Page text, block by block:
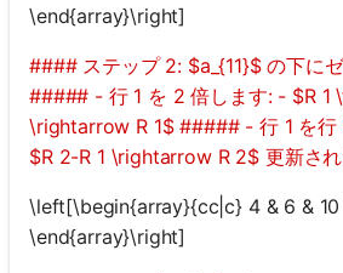
\end{array}\right]
#### ステップ 2: $a_{11}$ の下に
##### - 行 1 を 2 倍します: - $R 1
\rightarrow R 1$ ##### - 行 1 を行
$R 2-R 1 \rightarrow R 2$ 更新さ
\left[\begin{array}{cc|c} 4 & 6 & 10
\end{array}\right]